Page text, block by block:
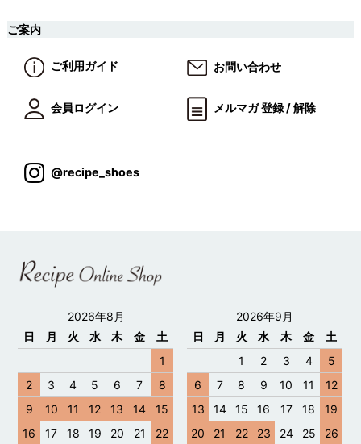
ご案内
ご利用ガイド お問い合わせ
会員ログイン メルマガ 登録 / 解除
@recipe_shoes
2026年8月
日
月 火 水 木 金
土
1
2
3 4 5 6 7
8
9
10 11 12 13 14
15
16
17 18 19 20 21 22
2026年9月
日
月 火 水 木 金
土
1
2 3 4
5
6
7 8 9 10 11
12
13
14 15 16 17 18
19
20
21 22 23 24 25 26